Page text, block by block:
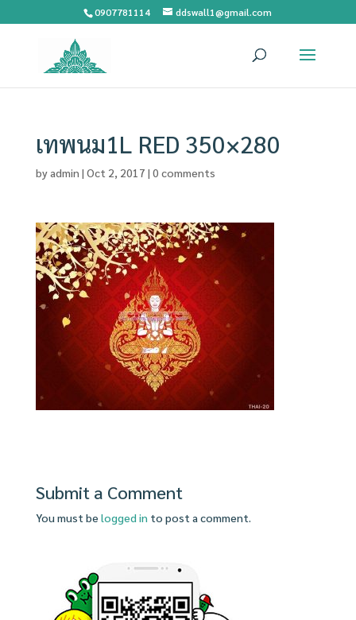
0907781114 ddswall1@gmail.com
เทพนม1L RED 350×280
byadmin | Oct 2, 2017 | 0 comments
Submit a Comment
You must be logged in to post a comment.